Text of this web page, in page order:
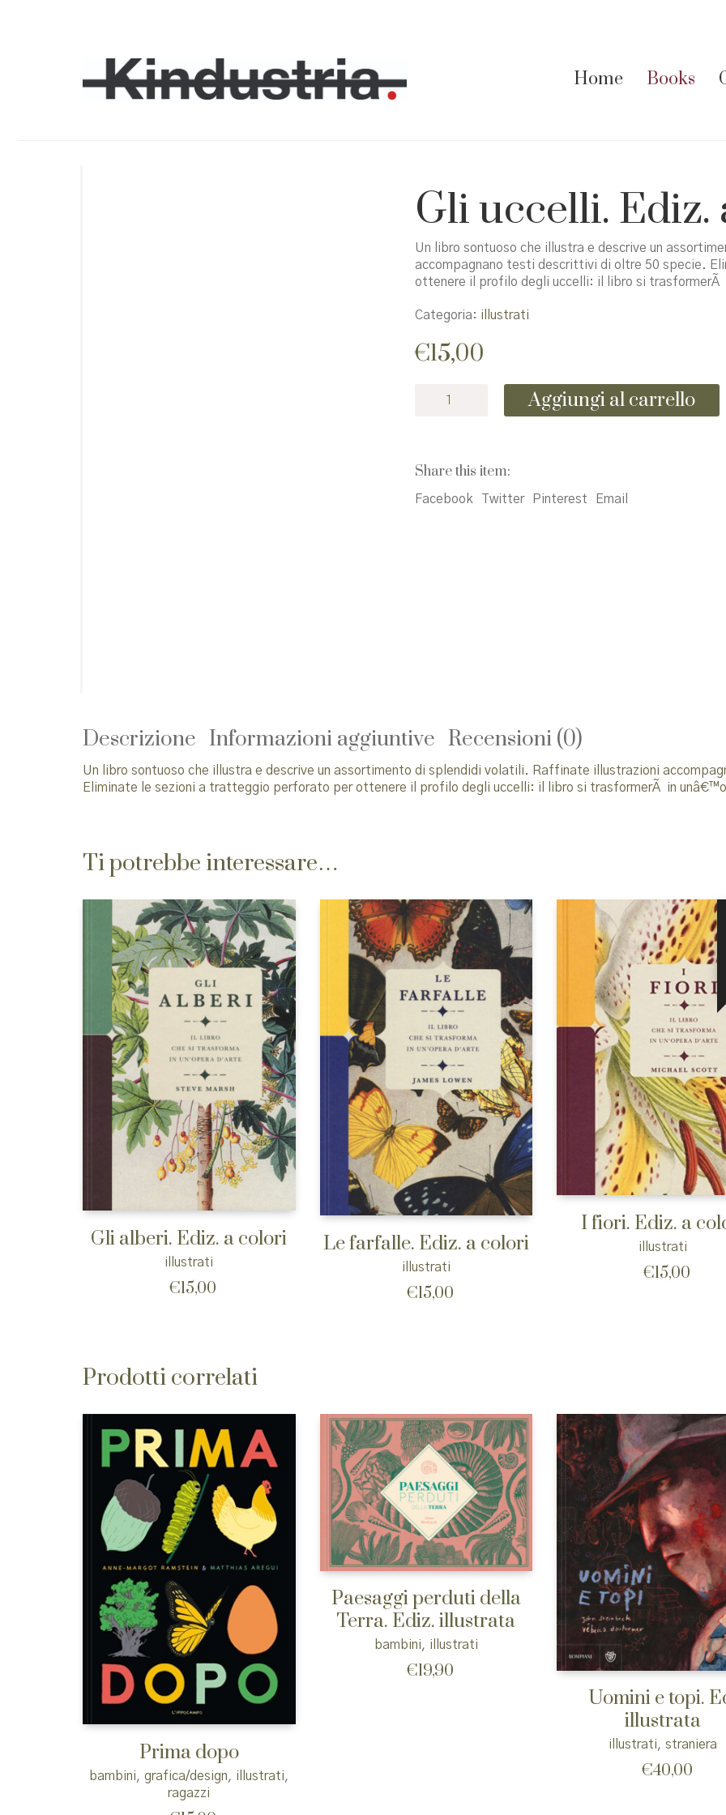
Home Books
Gli uccelli. Ediz.
Un libro sontuoso che illustra e descrive un
accompagnano testi descrittivi di oltre 50 specie.
ottenere il profilo degli uccelli: il libro si
Categoria: illustrati
€15,00
uccelli.
quantità
Aggiungi al carrello
Share this item:
Facebook Twitter Pinterest Email
Descrizione Informazioni aggiuntive Recensioni (0)
Un libro sontuoso che illustra e descrive un assortimento di splendidi volatili. Raffinate illustrazioni
Eliminate le sezioni a tratteggio perforato per ottenere il profilo degli uccelli: il libro si trasformerÃ in
Ti potrebbe interessare…
Gli alberi. Ediz. a colori
illustrati
€15,00
Le farfalle. Ediz. a colori
illustrati
€15,00
I fiori. Ediz. a
illustrati
€15,00
Prodotti correlati
Prima dopo
bambini, grafica/design, illustrati,
ragazzi
Paesaggi perduti della
Terra. Ediz. illustrata
bambini, illustrati
€19,90
Uomini e topi.
illustrata
illustrati,straniera
€40,00